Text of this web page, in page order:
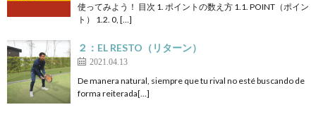
使ってみよう！ 目次 1. ポイントの数え方 1.1. POINT（ポイン
ト） 1.2. 0, […]
２：EL RESTO（リターン）
2021.04.13
De manera natural, siempre que tu rival no esté buscando de
forma reiterada[…]